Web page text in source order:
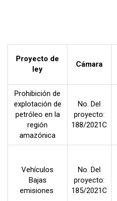
Proyecto de
ley
Cámara
Prohibición de
explotación de
petróleo en la
región
amazónica
No. Del
proyecto:
188/2021C
Vehículos
Bajas
emisiones
No. Del
proyecto:
185/2021C